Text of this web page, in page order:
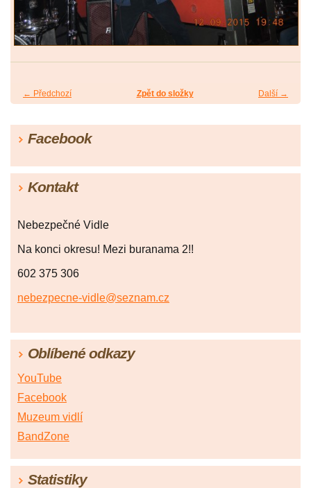
← Předchozí Další →
Zpět do složky
Facebook
Kontakt
Nebezpečné Vidle
Na konci okresu! Mezi buranama 2!!
602 375 306
nebezpecne-vidle@seznam.cz
Oblíbené odkazy
YouTube
Facebook
Muzeum vidlí
BandZone
Statistiky